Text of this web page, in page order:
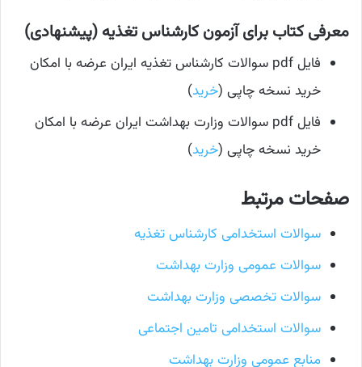
معرفی کتاب برای آزمون کارشناس تغذیه (پیشنهادی)
فایل pdf سوالات کارشناس تغذیه ایران عرضه با امکان
خرید نسخه چاپی (خرید)
فایل pdf سوالات وزارت بهداشت ایران عرضه با امکان
خرید نسخه چاپی (خرید)
صفحات مرتبط
سوالات استخدامی کارشناس تغذیه
سوالات عمومی وزارت بهداشت
سوالات تخصصی وزارت بهداشت
سوالات استخدامی تامین اجتماعی
منابع عمومی وزارت بهداشت